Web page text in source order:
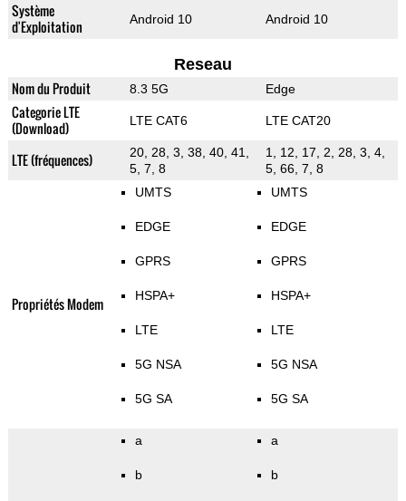
Système
d'Exploitation
Android 10 Android 10
Reseau
Nom du Produit 8.3 5G Edge
Categorie LTE
(Download)
LTE CAT6 LTE CAT20
LTE (fréquences)
20, 28, 3, 38, 40, 41,
5, 7, 8
1, 12, 17, 2, 28, 3, 4,
5, 66, 7, 8
Propriétés Modem
UMTS
EDGE
GPRS
HSPA+
LTE
5G NSA
5G SA
UMTS
EDGE
GPRS
HSPA+
LTE
5G NSA
5G SA
a
b
a
b